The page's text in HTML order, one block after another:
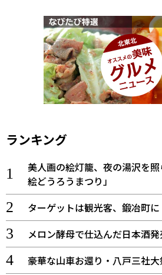
ランキング
美人画の絵灯籠、夜の湯沢を
絵どうろうまつり」
ターゲットは観光客、鍛冶町に
メロン酵母で仕込んだ日本酒
豪華な山車お還り・八戸三社